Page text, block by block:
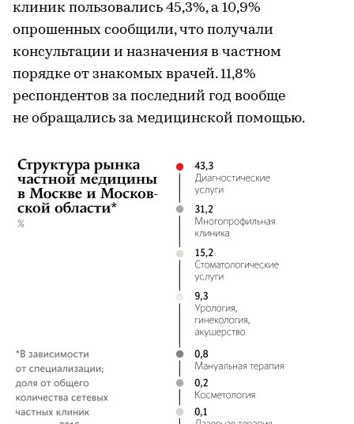
клиник пользовались 45,3%, а 10,9%
опрошенных сообщили, что получали
консультации и назначения в частном
порядке от знакомых врачей. 11,8%
респондентов за последний год вообще
не обращались за медицинской помощью.